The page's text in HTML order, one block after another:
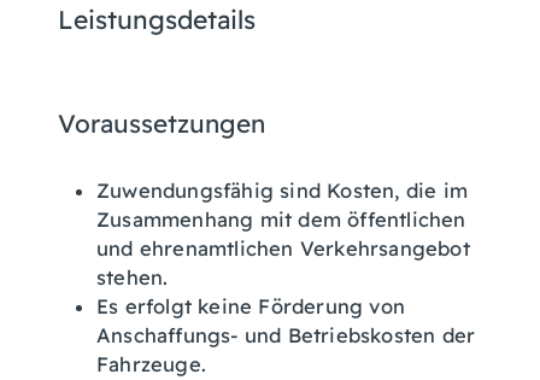
Leistungsdetails
Voraussetzungen
Zuwendungsfähig sind Kosten, die im
Zusammenhang mit dem öffentlichen
und ehrenamtlichen Verkehrsangebot
stehen.
Es erfolgt keine Förderung von
Anschaffungs- und Betriebskosten der
Fahrzeuge.